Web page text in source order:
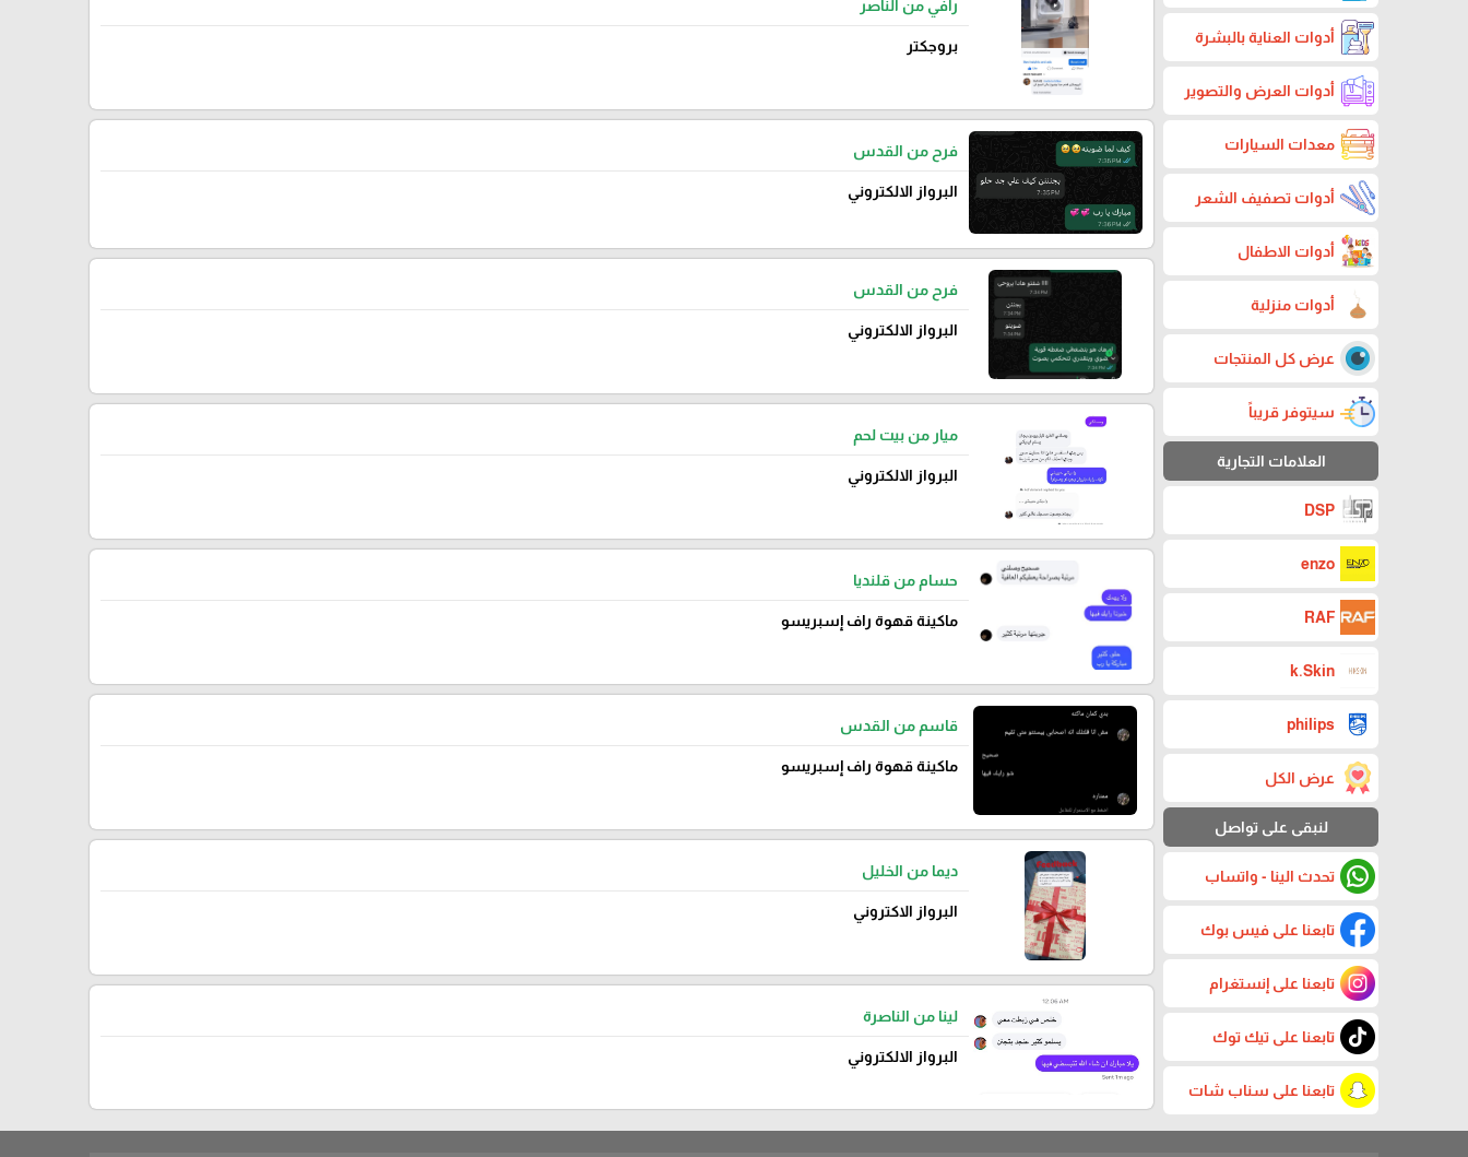
أدوات العناية بالبشرة
أدوات العرض والتصوير
معدات السيارات
أدوات تصفيف الشعر
أدوات الاطفال
أدوات منزلية
عرض كل المنتجات
سيتوفر قريباً
العلامات التجارية
DSP
enzo
RAF
k.Skin
philips
عرض الكل
لنبقى على تواصل
تحدث الينا - واتساب
تابعنا على فيس بوك
تابعنا على إنستغرام
تابعنا على تيك توك
تابعنا على سناب شات
رافي من الناصر
بروجكتر
فرح من القدس
البرواز الالكتروني
فرح من القدس
البرواز الالكتروني
ميار من بيت لحم
البرواز الالكتروني
حسام من قلنديا
ماكينة قهوة راف إسبريسو
قاسم من القدس
ماكينة قهوة راف إسبريسو
ديما من الخليل
البرواز الاكتروني
لينا من الناصرة
البرواز الالكتروني